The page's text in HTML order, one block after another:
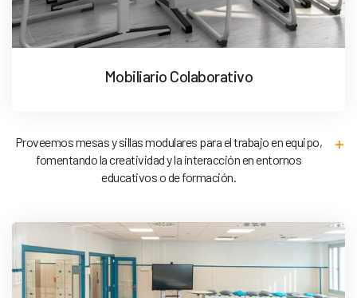
Mobiliario Colaborativo
Proveemos mesas y sillas modulares para el trabajo en equipo,
fomentando la creatividad y la interacción en entornos
educativos o de formación.